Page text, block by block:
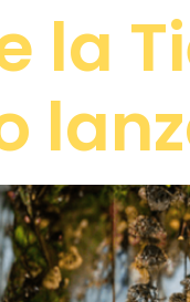
la